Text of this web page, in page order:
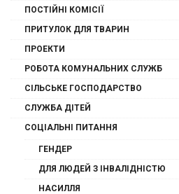
ПОСТІЙНІ КОМІСІЇ
ПРИТУЛОК ДЛЯ ТВАРИН
ПРОЕКТИ
РОБОТА КОМУНАЛЬНИХ СЛУЖБ
СІЛЬСЬКЕ ГОСПОДАРСТВО
СЛУЖБА ДІТЕЙ
СОЦІАЛЬНІ ПИТАННЯ
ГЕНДЕР
ДЛЯ ЛЮДЕЙ З ІНВАЛІДНІСТЮ
НАСИЛЛЯ